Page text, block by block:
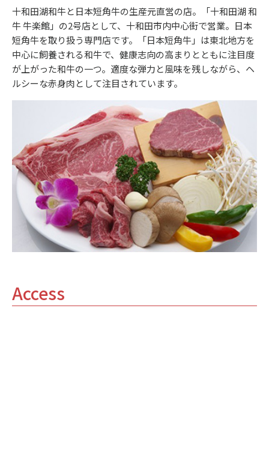
十和田湖和牛と日本短角牛の生産元直営の店。「十和田湖 和
牛 牛楽館」の2号店として、十和田市内中心街で営業。日本
短角牛を取り扱う専門店です。「日本短角牛」は東北地方を
中心に飼養される和牛で、健康志向の高まりとともに注目度
が上がった和牛の一つ。適度な弾力と風味を残しながら、ヘ
ルシーな赤身肉として注目されています。
Access